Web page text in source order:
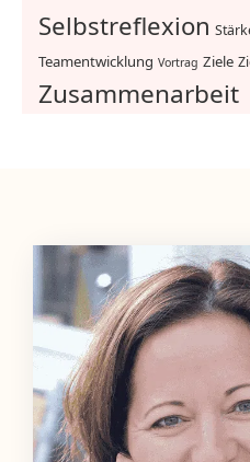
Selbstreflexion
Teamentwicklung Vortrag Ziele
Zusammenarbeit